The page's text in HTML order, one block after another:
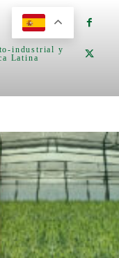
industrial y
Latina